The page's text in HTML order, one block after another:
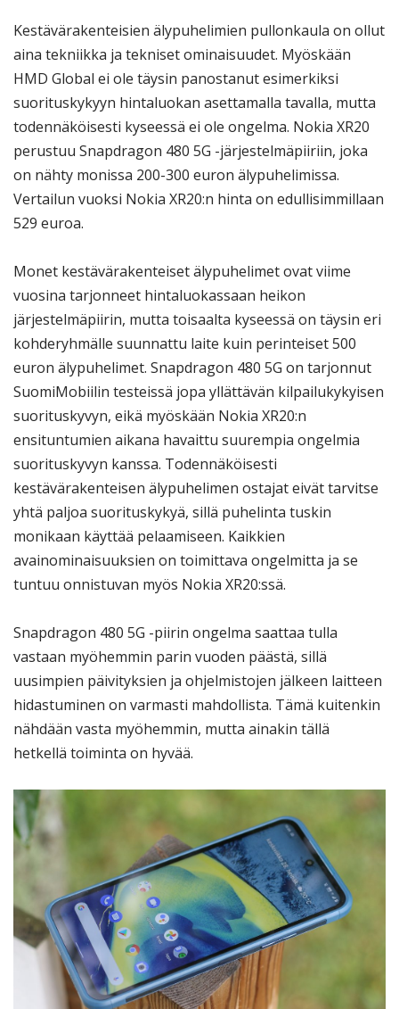
Kestävärakenteisien älypuhelimien pullonkaula on ollut
aina tekniikka ja tekniset ominaisuudet. Myöskään
HMD Global ei ole täysin panostanut esimerkiksi
suorituskykyyn hintaluokan asettamalla tavalla, mutta
todennäköisesti kyseessä ei ole ongelma. Nokia XR20
perustuu Snapdragon 480 5G -järjestelmäpiiriin, joka
on nähty monissa 200-300 euron älypuhelimissa.
Vertailun vuoksi Nokia XR20:n hinta on edullisimmillaan
529 euroa.
Monet kestävärakenteiset älypuhelimet ovat viime
vuosina tarjonneet hintaluokassaan heikon
järjestelmäpiirin, mutta toisaalta kyseessä on täysin eri
kohderyhmälle suunnattu laite kuin perinteiset 500
euron älypuhelimet. Snapdragon 480 5G on tarjonnut
SuomiMobiilin testeissä jopa yllättävän kilpailukykyisen
suorituskyvyn, eikä myöskään Nokia XR20:n
ensituntumien aikana havaittu suurempia ongelmia
suorituskyvyn kanssa. Todennäköisesti
kestävärakenteisen älypuhelimen ostajat eivät tarvitse
yhtä paljoa suorituskykyä, sillä puhelinta tuskin
monikaan käyttää pelaamiseen. Kaikkien
avainominaisuuksien on toimittava ongelmitta ja se
tuntuu onnistuvan myös Nokia XR20:ssä.
Snapdragon 480 5G -piirin ongelma saattaa tulla
vastaan myöhemmin parin vuoden päästä, sillä
uusimpien päivityksien ja ohjelmistojen jälkeen laitteen
hidastuminen on varmasti mahdollista. Tämä kuitenkin
nähdään vasta myöhemmin, mutta ainakin tällä
hetkellä toiminta on hyvää.